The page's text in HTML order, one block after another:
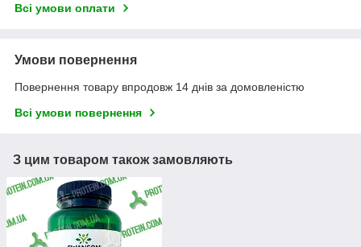
Всі умови оплати
Умови повернення
Повернення товару впродовж 14 днів за домовленістю
Всі умови повернення
З цим товаром також замовляють